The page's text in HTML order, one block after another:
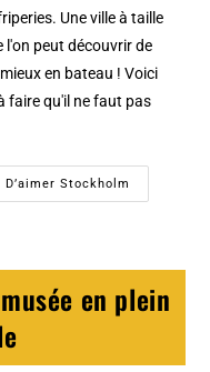
Une ville à taille
l'on peut découvrir de
en bateau ! Voici
faire qu'il ne faut pas
Stockholm
en plein